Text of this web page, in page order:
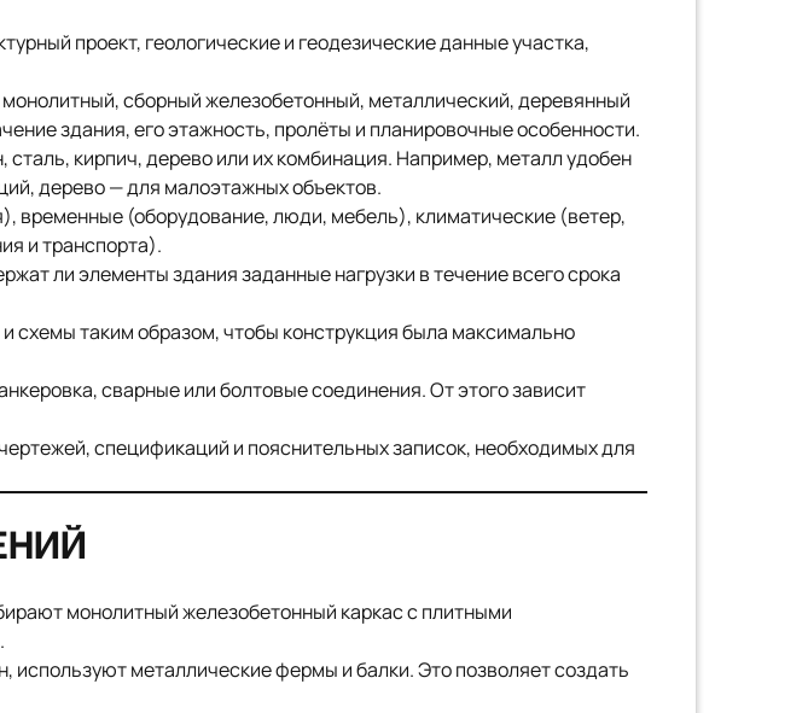
проект, геологические и геодезические данные участка,
сборный железобетонный, металлический, деревянный
здания, его этажность, пролёты и планировочные особенности.
кирпич, дерево или их комбинация. Например, металл удобен
дерево — для малоэтажных объектов.
временные (оборудование, люди, мебель), климатические (ветер,
и транспорта).
ли элементы здания заданные нагрузки в течение всего срока
схемы таким образом, чтобы конструкция была максимально
сварные или болтовые соединения. От этого зависит
спецификаций и пояснительных записок, необходимых для
монолитный железобетонный каркас с плитными
используют металлические фермы и балки. Это позволяет создать